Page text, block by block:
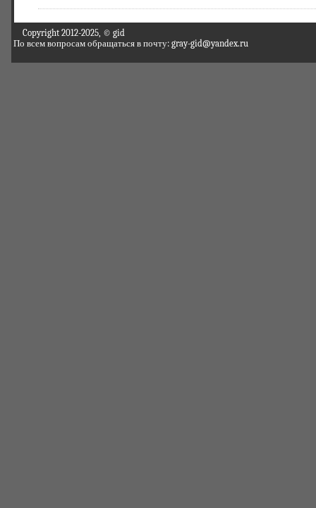
Copyright 2012-2025, © gid
По всем вопросам обращаться в почту: gray-gid@yandex.ru